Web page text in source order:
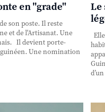
en "grade"
son poste. Il reste
et de l'Artisanat. Une
Il devient porte-
Une nomination
Le